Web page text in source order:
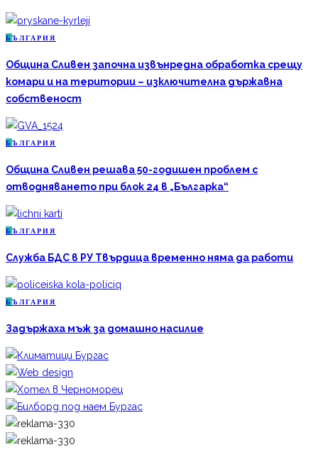
Б ЪЛГАРИЯ
Община Сливен започна извънредна обработка срещу
комари и на територии – изключителна държавна
собственост
Б ЪЛГАРИЯ
Община Сливен решава 50-годишен проблем с
отводняването при блок 24 в „Българка“
Б ЪЛГАРИЯ
Служба БДС в РУ Твърдица временно няма да работи
Б ЪЛГАРИЯ
Задържаха мъж за домашно насилие